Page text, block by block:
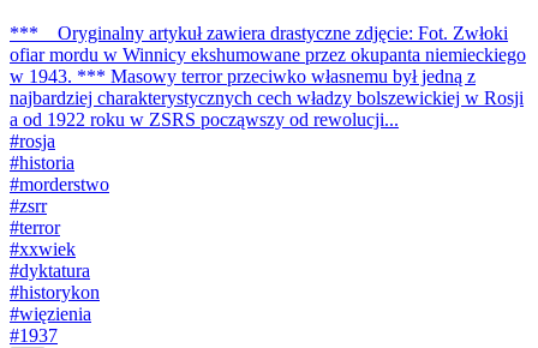
*** Oryginalny artykuł zawiera drastyczne zdjęcie: Fot. Zwłoki
ofiar mordu w Winnicy ekshumowane przez okupanta niemieckiego
w 1943. *** Masowy terror przeciwko własnemu był jedną z
najbardziej charakterystycznych cech władzy bolszewickiej w Rosji
a od 1922 roku w ZSRS począwszy od rewolucji...
#rosja
#historia
#morderstwo
#zsrr
#terror
#xxwiek
#dyktatura
#historykon
#więzienia
#1937